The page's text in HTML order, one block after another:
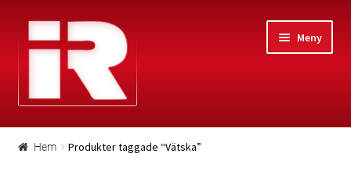
Hoppa
till
navigering
till
innehåll
Meny
Hem
Hem Produkter taggade “Vätska”